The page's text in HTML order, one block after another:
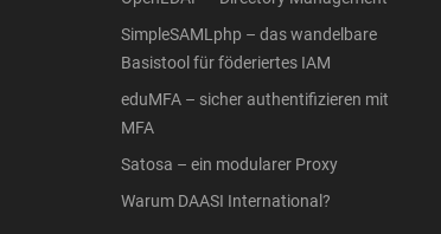
SimpleSAMLphp – das wandelbare
Basistool für föderiertes IAM
eduMFA – sicher authentifizieren mit
MFA
Satosa – ein modularer Proxy
Warum DAASI International?